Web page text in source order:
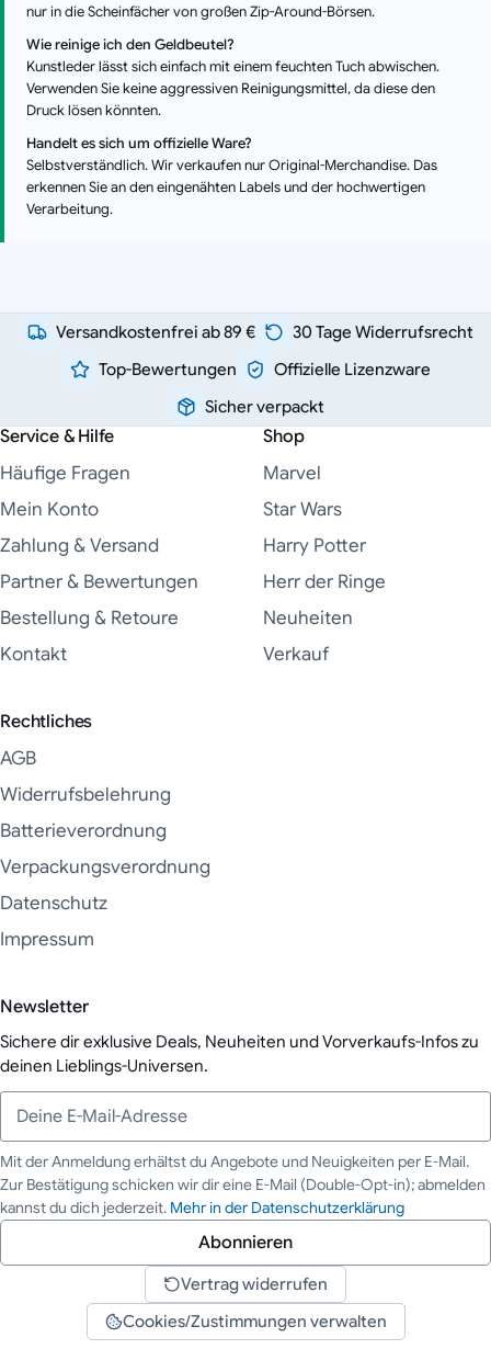
nur in die Scheinfächer von großen Zip-Around-Börsen.
Wie reinige ich den Geldbeutel?
Kunstleder lässt sich einfach mit einem feuchten Tuch abwischen.
Verwenden Sie keine aggressiven Reinigungsmittel, da diese den
Druck lösen könnten.
Handelt es sich um offizielle Ware?
Selbstverständlich. Wir verkaufen nur Original-Merchandise. Das
erkennen Sie an den eingenähten Labels und der hochwertigen
Verarbeitung.
Versandkostenfrei ab 89 €
30 Tage Widerrufsrecht
Top-Bewertungen
Offizielle Lizenzware
Sicher verpackt
Service & Hilfe
Häufige Fragen
Mein Konto
Zahlung & Versand
Partner & Bewertungen
Bestellung & Retoure
Kontakt
Shop
Marvel
Star Wars
Harry Potter
Herr der Ringe
Neuheiten
Verkauf
Rechtliches
AGB
Widerrufsbelehrung
Batterieverordnung
Verpackungsverordnung
Datenschutz
Impressum
Newsletter
Sichere dir exklusive Deals, Neuheiten und Vorverkaufs-Infos zu
deinen Lieblings-Universen.
Deine E-Mail-Adresse
Mit der Anmeldung erhältst du Angebote und Neuigkeiten per E-Mail.
Zur Bestätigung schicken wir dir eine E-Mail (Double-Opt-in); abmelden
kannst du dich jederzeit. Mehr in der Datenschutzerklärung
Abonnieren
Vertrag widerrufen
Cookies/Zustimmungen verwalten